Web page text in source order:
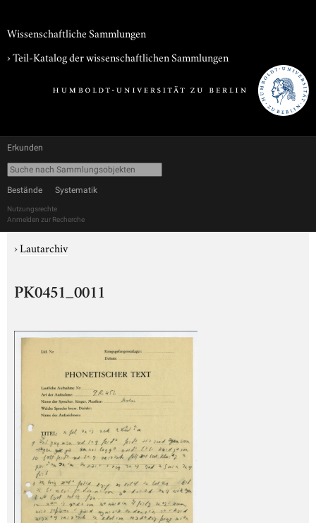
Wissenschaftliche Sammlungen
› Teil-Katalog der wissenschaftlichen Sammlungen
Erkunden
Bestände Systematik
Nutzungsrechte
Anmelden zur Recherche
›Lautarchiv
PK0451_0011